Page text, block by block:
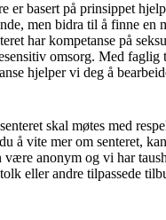
er basert på prinsippet
men bidra til å finne en
har kompetanse på
omsorg. Med faglig
hjelper vi deg å
skal møtes med
å vite mer om senteret,
være anonym og vi har
eller andre tilpassede